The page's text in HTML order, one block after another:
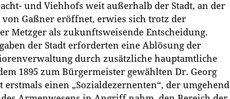
und Viehhofs weit außerhalb der Stadt, an der
von Gaßner eröffnet, erwies sich trotz der
Metzger als zukunftsweisende Entscheidung.
der Stadt erforderten eine Ablösung der
durch zusätzliche hauptamtliche
1895 zum Bürgermeister gewählten Dr. Georg
erstmals einen „Sozialdezernenten“, der umgehend